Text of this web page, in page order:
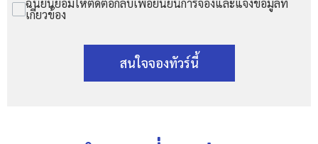
ฉันยินยอมให้ติดต่อกลับเพื่อยืนยันการจองและแจ้งข้อมูลที่
เกี่ยวข้อง
สนใจจองทัวร์นี้